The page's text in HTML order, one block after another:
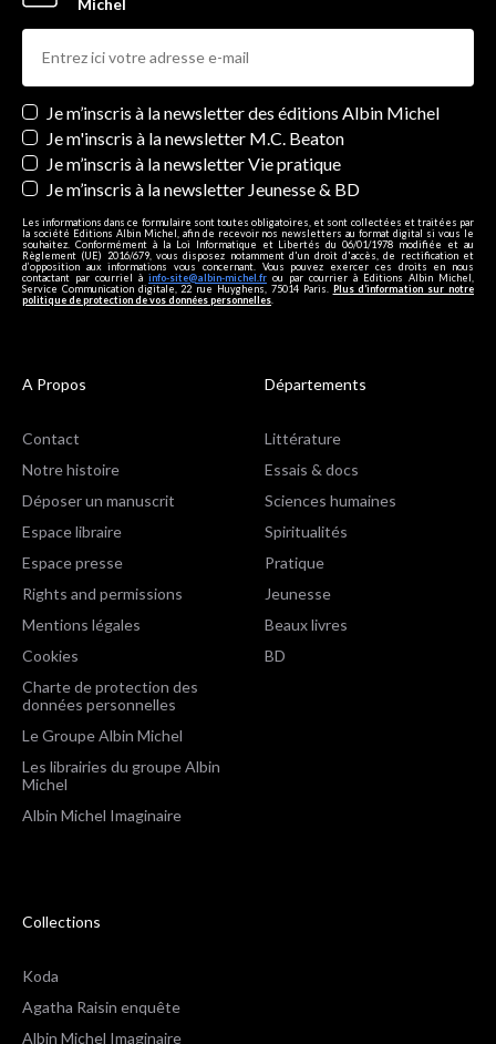
Michel
Newsletters
Je m’inscris à la newsletter des éditions Albin Michel
Je m'inscris à la newsletter M.C. Beaton
Je m’inscris à la newsletter Vie pratique
Je m’inscris à la newsletter Jeunesse & BD
Les informations dans ce formulaire sont toutes obligatoires, et sont collectées et traitées par
la société Editions Albin Michel, afin de recevoir nos newsletters au format digital si vous le
souhaitez. Conformément à la Loi Informatique et Libertés du 06/01/1978 modifiée et au
Règlement (UE) 2016/679, vous disposez notamment d'un droit d'accès, de rectification et
d’opposition aux informations vous concernant. Vous pouvez exercer ces droits en nous
contactant par courriel à info-site@albin-michel.fr ou par courrier à Editions Albin Michel,
Service Communication digitale, 22 rue Huyghens, 75014 Paris. Plus d’information sur notre
politique de protection de vos données personnelles
A Propos
Contact
Notre histoire
Déposer un manuscrit
Espace libraire
Espace presse
Rights and permissions
Mentions légales
Cookies
Charte de protection des
données personnelles
Le Groupe Albin Michel
Les librairies du groupe Albin
Michel
Albin Michel Imaginaire
Départements
Littérature
Essais & docs
Sciences humaines
Spiritualités
Pratique
Jeunesse
Beaux livres
BD
Collections
Koda
Agatha Raisin enquête
Albin Michel Imaginaire